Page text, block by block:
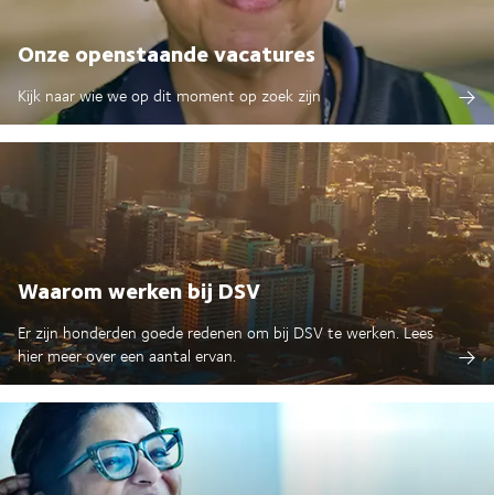
Onze openstaande vacatures
Kijk naar wie we op dit moment op zoek zijn
Waarom werken bij DSV
Er zijn honderden goede redenen om bij DSV te werken. Lees
hier meer over een aantal ervan.